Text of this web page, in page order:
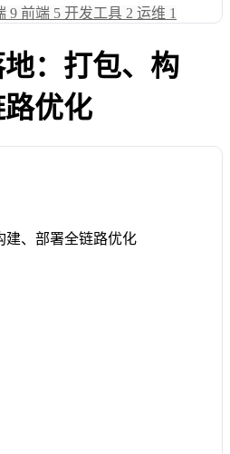
9 前端 5 开发工具 2 运维 1
：打包、构
优化
建、部署全链路优化